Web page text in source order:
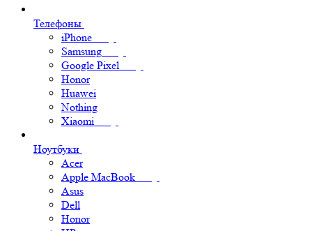
Телефоны
iPhone
Samsung
Google Pixel
Honor
Huawei
Nothing
Xiaomi
Ноутбуки
Acer
Apple MacBook
Asus
Dell
Honor